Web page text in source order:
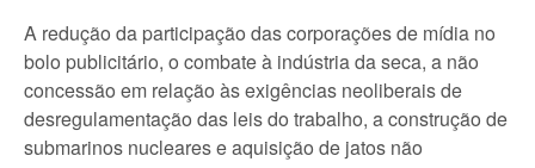
A redução da participação das corporações de mídia no
bolo publicitário, o combate à indústria da seca, a não
concessão em relação às exigências neoliberais de
desregulamentação das leis do trabalho, a construção de
submarinos nucleares e aquisição de jatos não